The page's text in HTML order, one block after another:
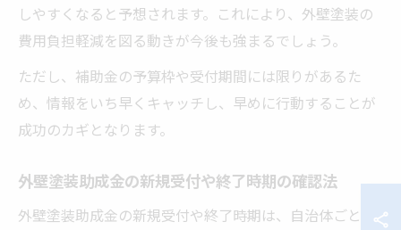
しやすくなると予想されます。これにより、外壁塗装の
費用負担軽減を図る動きが今後も強まるでしょう。
ただし、補助金の予算枠や受付期間には限りがあるた
め、情報をいち早くキャッチし、早めに行動することが
成功のカギとなります。
外壁塗装助成金の新規受付や終了時期の確認法
外壁塗装助成金の新規受付や終了時期は、自治体ごとに